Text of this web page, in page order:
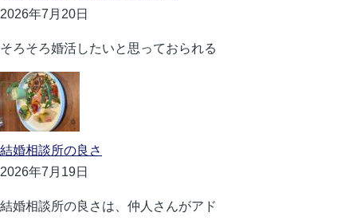
2026年7月20日
そろそろ婚活したいと思っておられる
結婚相談所の良さ
2026年7月19日
結婚相談所の良さは、仲人さんがアド